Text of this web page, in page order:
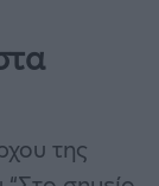
της